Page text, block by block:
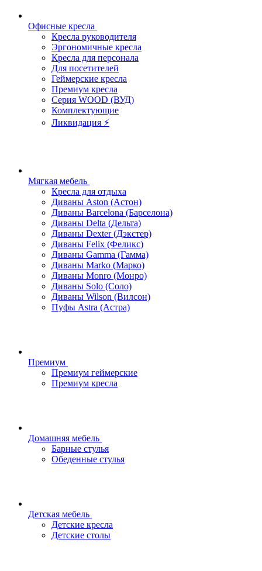
Офисные кресла
Кресла руководителя
Эргономичные кресла
Кресла для персонала
Для посетителей
Геймерские кресла
Премиум кресла
Серия WOOD (ВУД)
Комплектующие
Ликвидация ⚡
Мягкая мебель
Кресла для отдыха
Диваны Aston (Астон)
Диваны Barcelona (Барселона)
Диваны Delta (Дельта)
Диваны Dexter (Дэкстер)
Диваны Felix (Феликс)
Диваны Gamma (Гамма)
Диваны Marko (Марко)
Диваны Monro (Монро)
Диваны Solo (Соло)
Диваны Wilson (Вилсон)
Пуфы Astra (Астра)
Премиум
Премиум геймерские
Премиум кресла
Домашняя мебель
Барные стулья
Обеденные стулья
Детская мебель
Детские кресла
Детские столы